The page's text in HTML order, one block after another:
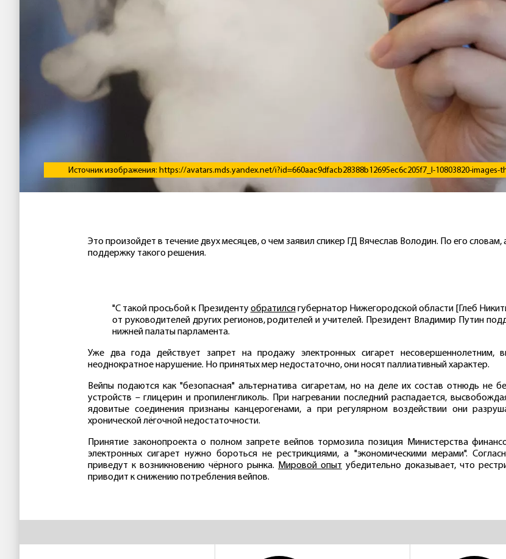
Источник изображения: https://avatars.mds.yandex.net/i?id=660aac9dfacb28388b12695ec6c205f7_l-10803820-images-
Это произойдет в течение двух месяцев, о чем заявил спикер ГД Вячеслав Володин. По его
поддержку такого решения.
"С такой просьбой к Президентуобратилсягубернатор Нижегородской области [Глеб
от руководителей других регионов, родителей и учителей. Президент Владимир Путин
нижней палаты парламента.
Уже два года действует запрет на продажу электронных сигарет несовершеннолетним,
неоднократное нарушение. Но принятых мер недостаточно, они носят паллиативный характер.
Вейпы подаются как "безопасная" альтернатива сигаретам, но на деле их состав отнюдь не
устройств – глицерин и пропиленгликоль. При нагревании последний распадается,
ядовитые соединения признаны канцерогенами, а при регулярном воздействии они
хронической лёгочной недостаточности.
Принятие законопроекта о полном запрете вейпов тормозила позиция Министерства
электронных сигарет нужно бороться не рестрикциями, а "экономическими мерами".
приведут к возникновению чёрного рынка. Мировой опыт убедительно доказывает, что
приводит к снижению потребления вейпов.
КАЛУЖСКАЯ
область